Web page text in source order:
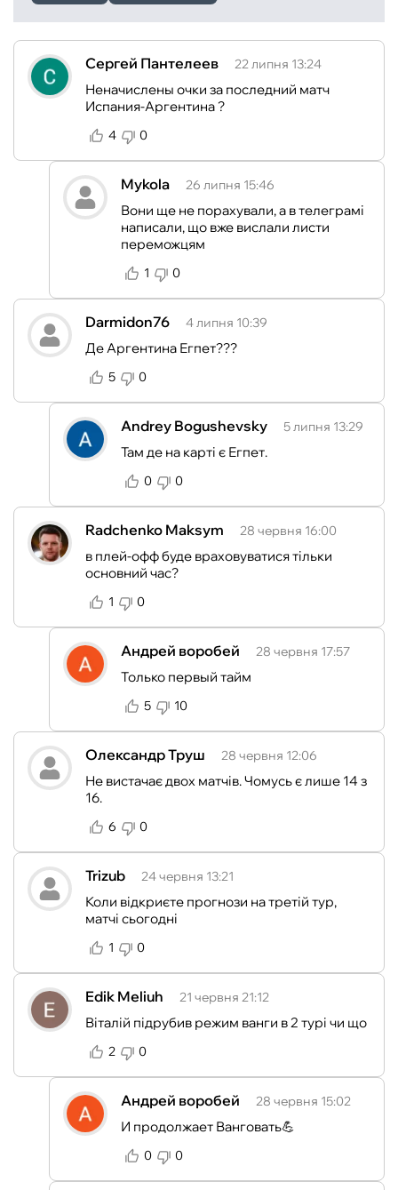
Сергей Пантелеев 22 липня 13:24
Неначислены очки за последний матч
Испания-Аргентина ?
4 0
Mykola 26 липня 15:46
Вони ще не порахували, а в телеграмі
написали, що вже вислали листи
переможцям
1 0
Darmidon76 4 липня 10:39
Де Аргентина Егпет???
5 0
Andrey Bogushevsky 5 липня 13:29
Там де на карті є Егпет.
0 0
Radchenko Maksym 28 червня 16:00
в плей-офф буде враховуватися тільки
основний час?
1 0
Андрей воробей 28 червня 17:57
Только первый тайм
5 10
Олександр Труш 28 червня 12:06
Не вистачає двох матчів. Чомусь є лише 14 з
16.
6 0
Trizub 24 червня 13:21
Коли відкриєте прогнози на третій тур,
матчі сьогодні
1 0
Edik Meliuh 21 червня 21:12
Віталій підрубив режим ванги в 2 турі чи що
2 0
Андрей воробей 28 червня 15:02
И продолжает Ванговать💪
0 0